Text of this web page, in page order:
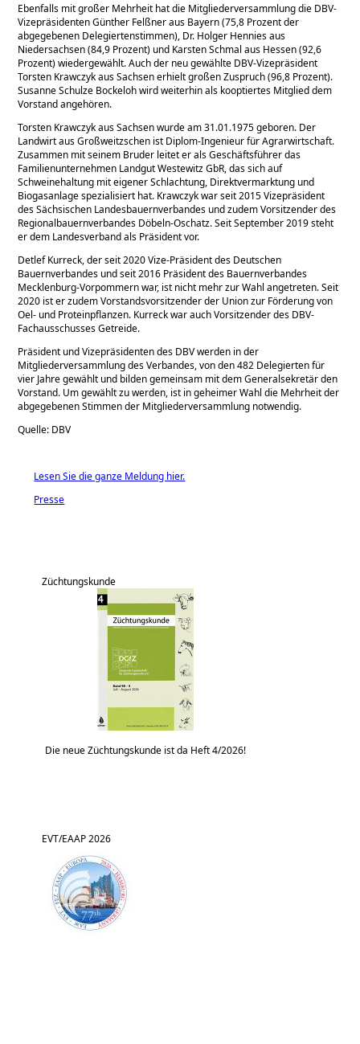
Ebenfalls mit großer Mehrheit hat die Mitgliederversammlung die DBV-
Vizepräsidenten Günther Felßner aus Bayern (75,8 Prozent der
abgegebenen Delegiertenstimmen), Dr. Holger Hennies aus
Niedersachsen (84,9 Prozent) und Karsten Schmal aus Hessen (92,6
Prozent) wiedergewählt. Auch der neu gewählte DBV-Vizepräsident
Torsten Krawczyk aus Sachsen erhielt großen Zuspruch (96,8 Prozent).
Susanne Schulze Bockeloh wird weiterhin als kooptiertes Mitglied dem
Vorstand angehören.
Torsten Krawczyk aus Sachsen wurde am 31.01.1975 geboren. Der
Landwirt aus Großweitzschen ist Diplom-Ingenieur für Agrarwirtschaft.
Zusammen mit seinem Bruder leitet er als Geschäftsführer das
Familienunternehmen Landgut Westewitz GbR, das sich auf
Schweinehaltung mit eigener Schlachtung, Direktvermarktung und
Biogasanlage spezialisiert hat. Krawczyk war seit 2015 Vizepräsident
des Sächsischen Landesbauernverbandes und zudem Vorsitzender des
Regionalbauernverbandes Döbeln-Oschatz. Seit September 2019 steht
er dem Landesverband als Präsident vor.
Detlef Kurreck, der seit 2020 Vize-Präsident des Deutschen
Bauernverbandes und seit 2016 Präsident des Bauernverbandes
Mecklenburg-Vorpommern war, ist nicht mehr zur Wahl angetreten. Seit
2020 ist er zudem Vorstandsvorsitzender der Union zur Förderung von
Oel- und Proteinpflanzen. Kurreck war auch Vorsitzender des DBV-
Fachausschusses Getreide.
Präsident und Vizepräsidenten des DBV werden in der
Mitgliederversammlung des Verbandes, von den 482 Delegierten für
vier Jahre gewählt und bilden gemeinsam mit dem Generalsekretär den
Vorstand. Um gewählt zu werden, ist in geheimer Wahl die Mehrheit der
abgegebenen Stimmen der Mitgliederversammlung notwendig.
Quelle: DBV
Lesen Sie die ganze Meldung hier.
Presse
Züchtungskunde
Die neue Züchtungskunde ist da Heft 4/2026!
EVT/EAAP 2026